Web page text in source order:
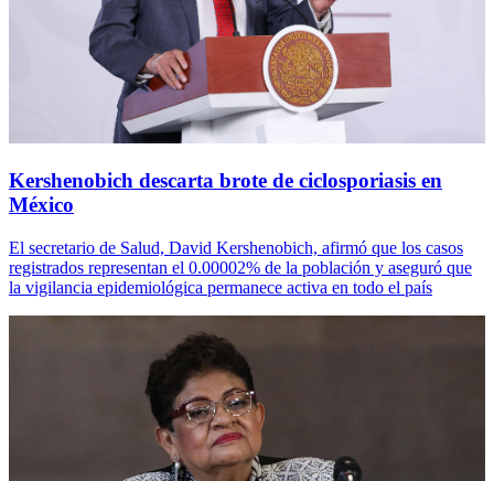
Kershenobich descarta brote de ciclosporiasis en
México
El secretario de Salud, David Kershenobich, afirmó que los casos
registrados representan el 0.00002% de la población y aseguró que
la vigilancia epidemiológica permanece activa en todo el país